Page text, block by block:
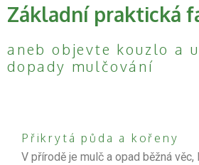
Základní praktická
aneb objevte kouzlo a
dopady mulčování
Přikrytá půda a kořeny
V přírodě je mulč a opad běžná